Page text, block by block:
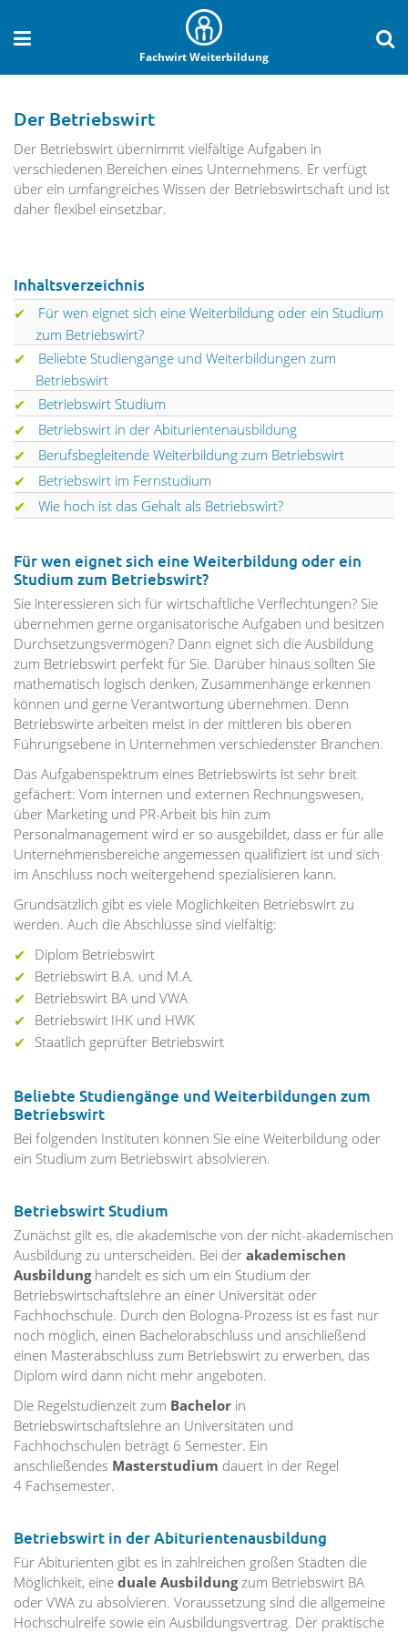
Fachwirt Weiterbildung
Der Betriebswirt
Der Betriebswirt übernimmt vielfältige Aufgaben in
verschiedenen Bereichen eines Unternehmens. Er verfügt
über ein umfangreiches Wissen der Betriebswirtschaft und ist
daher flexibel einsetzbar.
Inhaltsverzeichnis
Für wen eignet sich eine Weiterbildung oder ein Studium
zum Betriebswirt?
Beliebte Studiengänge und Weiterbildungen zum
Betriebswirt
Betriebswirt Studium
Betriebswirt in der Abiturientenausbildung
Berufsbegleitende Weiterbildung zum Betriebswirt
Betriebswirt im Fernstudium
Wie hoch ist das Gehalt als Betriebswirt?
Für wen eignet sich eine Weiterbildung oder ein
Studium zum Betriebswirt?
Sie interessieren sich für wirtschaftliche Verflechtungen? Sie
übernehmen gerne organisatorische Aufgaben und besitzen
Durchsetzungsvermögen? Dann eignet sich die Ausbildung
zum Betriebswirt perfekt für Sie. Darüber hinaus sollten Sie
mathematisch logisch denken, Zusammenhänge erkennen
können und gerne Verantwortung übernehmen. Denn
Betriebswirte arbeiten meist in der mittleren bis oberen
Führungsebene in Unternehmen verschiedenster Branchen.
Das Aufgabenspektrum eines Betriebswirts ist sehr breit
gefächert: Vom internen und externen Rechnungswesen,
über Marketing und PR-Arbeit bis hin zum
Personalmanagement wird er so ausgebildet, dass er für alle
Unternehmensbereiche angemessen qualifiziert ist und sich
im Anschluss noch weitergehend spezialisieren kann.
Grundsätzlich gibt es viele Möglichkeiten Betriebswirt zu
werden. Auch die Abschlüsse sind vielfältig:
Diplom Betriebswirt
Betriebswirt B.A. und M.A.
Betriebswirt BA und VWA
Betriebswirt IHK und HWK
Staatlich geprüfter Betriebswirt
Beliebte Studiengänge und Weiterbildungen zum
Betriebswirt
Bei folgenden Instituten können Sie eine Weiterbildung oder
ein Studium zum Betriebswirt absolvieren.
Betriebswirt Studium
Zunächst gilt es, die akademische von der nicht-akademischen
Ausbildung zu unterscheiden. Bei der akademischen
Ausbildung handelt es sich um ein Studium der
Betriebswirtschaftslehre an einer Universität oder
Fachhochschule. Durch den Bologna-Prozess ist es fast nur
noch möglich, einen Bachelorabschluss und anschließend
einen Masterabschluss zum Betriebswirt zu erwerben, das
Diplom wird dann nicht mehr angeboten.
Die Regelstudienzeit zum Bachelor in
Betriebswirtschaftslehre an Universitäten und
Fachhochschulen beträgt 6 Semester. Ein
anschließendes Masterstudium dauert in der Regel
4 Fachsemester.
Betriebswirt in der Abiturientenausbildung
Für Abiturienten gibt es in zahlreichen großen Städten die
Möglichkeit, eine duale Ausbildungzum Betriebswirt BA
oder VWA zu absolvieren. Voraussetzung sind die allgemeine
Hochschulreife sowie ein Ausbildungsvertrag. Der praktische